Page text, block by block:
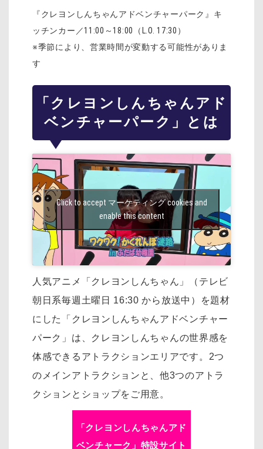
『クレヨンしんちゃんアドベンチャーパーク』キ
ッチンカー／11:00 ～18:00 （ L.O. 17:30 ）
※季節により、営業時間が変動する可能性がありま
す
「クレヨンしんちゃんアド
ベンチャーパーク」とは
Click to accept マーケティング cookies and
enable this content
人気アニメ「クレヨンしんちゃん」（テレビ
朝日系毎週土曜日 16:30 から放送中）を題材
にした「クレヨンしんちゃんアドベンチャー
パーク」は、
クレヨンしんちゃんの世界感を
体感できるアトラクションエリアです。 2つ
のメインアトラクションと、他3つのアトラ
クションとショップをご用意。
「クレヨンしんちゃんアド
ベンチャーク」特設サイト